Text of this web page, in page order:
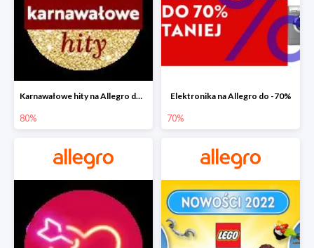
Karnawałowe hity na Allegro do -80%
80%
Elektronika na Allegro do -70%
70%